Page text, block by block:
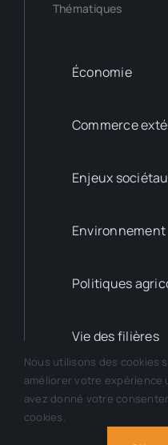
Thématiques
Économie
Commerce
Enjeux
Environnement
Politiques
Vie des filières
Nous utilisons des cookies
améliorer votre expérience
avez donné votre
cookies.